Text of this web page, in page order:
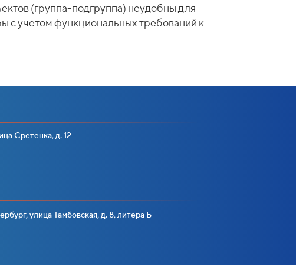
(группа-подгруппа) неудобны для
с учетом функциональных требований к
Сретенка, д. 12
улица Тамбовская, д. 8, литера Б